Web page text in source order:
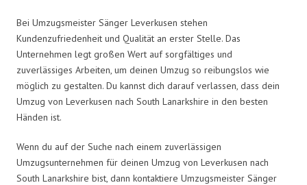
Bei Umzugsmeister Sänger Leverkusen stehen
Kundenzufriedenheit und Qualität an erster Stelle. Das
Unternehmen legt großen Wert auf sorgfältiges und
zuverlässiges Arbeiten, um deinen Umzug so reibungslos wie
möglich zu gestalten. Du kannst dich darauf verlassen, dass dein
Umzug von Leverkusen nach South Lanarkshire in den besten
Händen ist.
Wenn du auf der Suche nach einem zuverlässigen
Umzugsunternehmen für deinen Umzug von Leverkusen nach
South Lanarkshire bist, dann kontaktiere Umzugsmeister Sänger